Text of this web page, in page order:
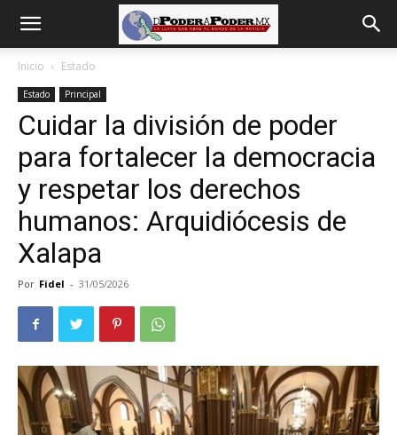
poder
Poder
Inicio Estado
Estado Principal
Cuidar la división de poder
para fortalecer la democracia
y respetar los derechos
humanos: Arquidiócesis de
Xalapa
Por Fidel - 31/05/2026